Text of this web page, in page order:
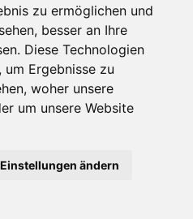
zu ermöglichen und
besser an Ihre
Diese Technologien
Ergebnisse zu
woher unsere
um unsere Website
Einstellungen ändern
Englands
bereit